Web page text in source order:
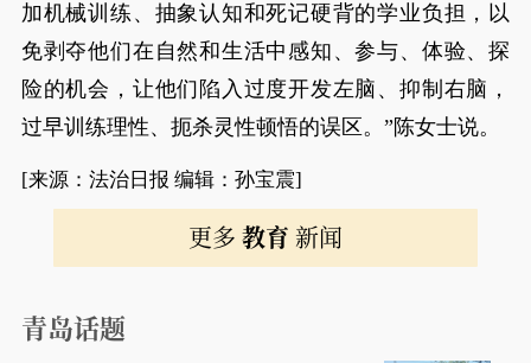
加机械训练、抽象认知和死记硬背的学业负担，以
免剥夺他们在自然和生活中感知、参与、体验、探
险的机会，让他们陷入过度开发左脑、抑制右脑，
过早训练理性、扼杀灵性顿悟的误区。”陈女士说。
[来源：法治日报 编辑：孙宝震]
更多 教育 新闻
青岛话题